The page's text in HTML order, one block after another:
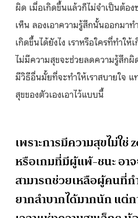
ผิด เมื่อเกิดขึ้นแล้วก็ไม่จำเป็นต้อ
เห็น ลองเอาความรู้สึกนั้นออกมาท
เกิดขึ้นได้ยังไง เราหรือใครที่ทำให้
ไม่มีความสุขจะช่วยลดความรู้สึกผิ
มีวิธีอื่นมั้ยที่จะทำให้เราสบายใจ
สุขของตัวเองเอาไว้แบบนี้
เพราะการมีความสุขไม่ใช่
หรือเกมที่มีผู้แพ้-ชนะ อาจ
สามารถช่วยเหลือผู้คนที่ก
ยากลำบากได้มากนัก แต่